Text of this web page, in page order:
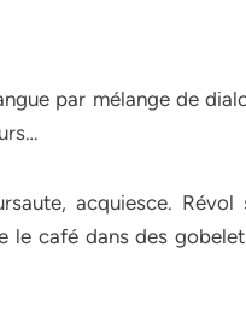
par mélange de
acquiesce.
le café dans des